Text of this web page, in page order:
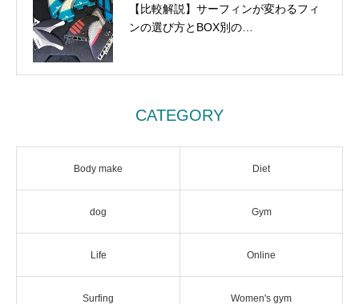
【比較解説】サーフィンが変わるフィ
ンの選び方とBOX別の…
CATEGORY
Body make Diet
dog Gym
Life Online
Surfing Women's gym